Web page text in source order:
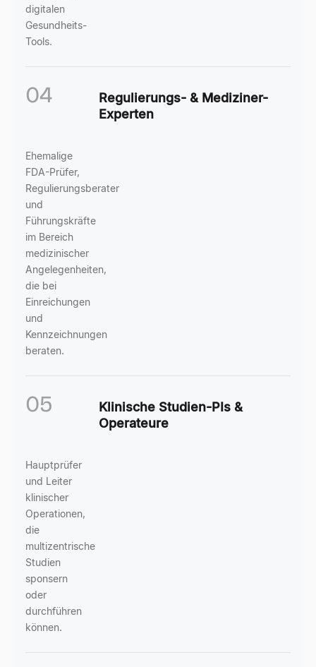
digitalen
Gesundheits-
Tools.
04
Regulierungs- & Mediziner-
Experten
Ehemalige
FDA-Prüfer,
Regulierungsberater
und
Führungskräfte
im Bereich
medizinischer
Angelegenheiten,
die bei
Einreichungen
und
Kennzeichnungen
beraten.
05
Klinische Studien-PIs &
Operateure
Hauptprüfer
und Leiter
klinischer
Operationen,
die
multizentrische
Studien
sponsern
oder
durchführen
können.